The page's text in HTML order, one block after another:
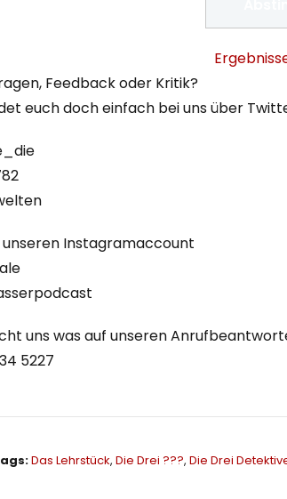
Feedback oder Kritik?
euch doch einfach bei uns über
Instagramaccount
uns was auf unseren
5227
Das Lehrstück, Die Drei ???, Die Drei